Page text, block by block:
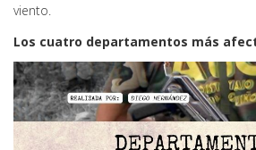
viento.
Los cuatro departamentos más